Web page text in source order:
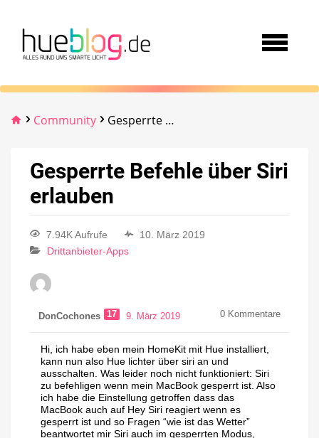
Community Gesperrte Befehle über Siri erlauben
Gesperrte Befehle über Siri
erlauben
7.94K Aufrufe
10. März 2019
Drittanbieter-Apps
DonCochones 17 9. März 2019 0 Kommentare
Hi, ich habe eben mein HomeKit mit Hue installiert,
kann nun also Hue lichter über siri an und
ausschalten. Was leider noch nicht funktioniert: Siri
zu befehligen wenn mein MacBook gesperrt ist. Also
ich habe die Einstellung getroffen dass das
MacBook auch auf Hey Siri reagiert wenn es
gesperrt ist und so Fragen “wie ist das Wetter”
beantwortet mir Siri auch im gesperrten Modus,